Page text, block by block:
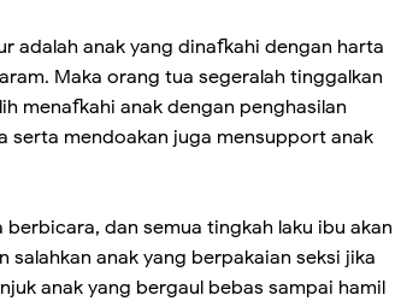
adalah anak yang dinafkahi dengan harta
Maka orang tua segeralah tinggalkan
menafkahi anak dengan penghasilan
serta mendoakan juga mensupport anak
dan semua tingkah laku ibu akan
salahkan anak yang berpakaian seksi jika
anak yang bergaul bebas sampai hamil